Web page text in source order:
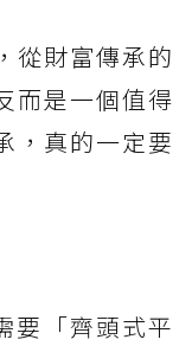
從財富傳承的
而是一個值得
，真的一定要
要「齊頭式平